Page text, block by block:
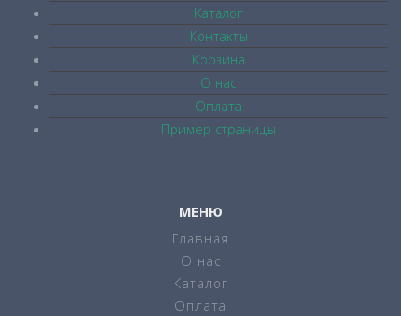
Каталог
Контакты
Корзина
О нас
Оплата
Пример страницы
МЕНЮ
Главная
О нас
Каталог
Оплата